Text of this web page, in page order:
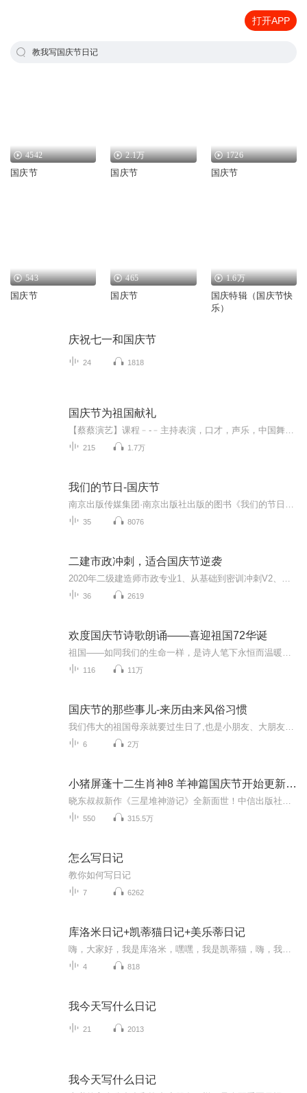
打开APP
教我写国庆节日记
4542
国庆节
2.1万
国庆节
1726
国庆节
543
国庆节
465
国庆节
1.6万
国庆特辑（国庆节快
乐）
庆祝七一和国庆节
24 1818
国庆节为祖国献礼
215 1.7万
我们的节日-国庆节
35 8076
二建市政冲刺，适合国庆节逆袭
36 2619
欢度国庆节诗歌朗诵——喜迎祖国72华诞
116 11万
国庆节的那些事儿-来历由来风俗习惯
6 2万
小猪屏蓬十二生肖神8 羊神篇国庆节开始更新啦！
550 315.5万
怎么写日记
教你如何写日记
7 6262
库洛米日记+凯蒂猫日记+美乐蒂日记
4 818
我今天写什么日记
21 2013
我今天写什么日记